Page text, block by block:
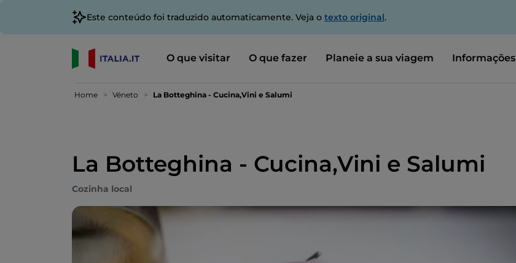
Este conteúdo foi traduzido automaticamente. Veja o texto original.
O que visitar O que fazer Planeie a sua viagem Informações
Home Véneto La Botteghina - Cucina,Vini e Salumi
La Botteghina - Cucina,Vini e Salumi
Cozinha local